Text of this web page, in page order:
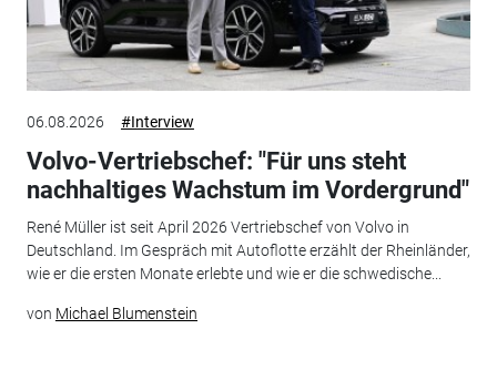
06.08.2026 #Interview
Volvo-Vertriebschef: "Für uns steht
nachhaltiges Wachstum im Vordergrund"
René Müller ist seit April 2026 Vertriebschef von Volvo in
Deutschland. Im Gespräch mit Autoflotte erzählt der Rheinländer,
wie er die ersten Monate erlebte und wie er die schwedische...
von Michael Blumenstein